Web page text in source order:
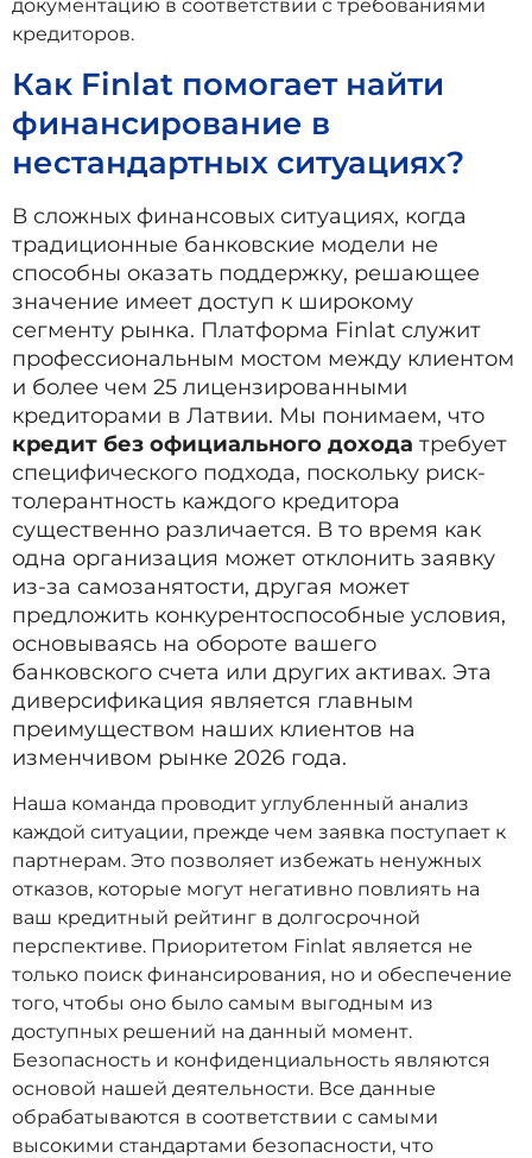
документацию в соответствии с требованиями
кредиторов.
Как Finlat помогает найти
финансирование в
нестандартных ситуациях?
В сложных финансовых ситуациях, когда
традиционные банковские модели не
способны оказать поддержку, решающее
значение имеет доступ к широкому
сегменту рынка. Платформа Finlat служит
профессиональным мостом между клиентом
и более чем 25 лицензированными
кредиторами в Латвии. Мы понимаем, что
кредит без официального дохода требует
специфического подхода, поскольку риск-
толерантность каждого кредитора
существенно различается. В то время как
одна организация может отклонить заявку
из-за самозанятости, другая может
предложить конкурентоспособные условия,
основываясь на обороте вашего
банковского счета или других активах. Эта
диверсификация является главным
преимуществом наших клиентов на
изменчивом рынке 2026 года.
Наша команда проводит углубленный анализ
каждой ситуации, прежде чем заявка поступает к
партнерам. Это позволяет избежать ненужных
отказов, которые могут негативно повлиять на
ваш кредитный рейтинг в долгосрочной
перспективе. Приоритетом Finlat является не
только поиск финансирования, но и обеспечение
того, чтобы оно было самым выгодным из
доступных решений на данный момент.
Безопасность и конфиденциальность являются
основой нашей деятельности. Все данные
обрабатываются в соответствии с самыми
высокими стандартами безопасности, что